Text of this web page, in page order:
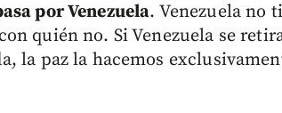
por Venezuela. Venezuela no
quién no. Si Venezuela se
la paz la hacemos